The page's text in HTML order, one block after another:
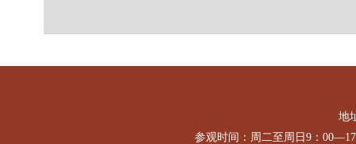
地
参观时间：周二至周日9：